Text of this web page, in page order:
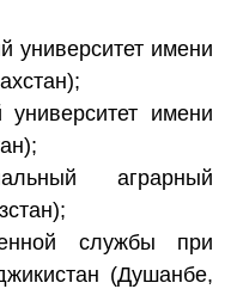
университет имени
имени
аграрный
службы при
(Душанбе,